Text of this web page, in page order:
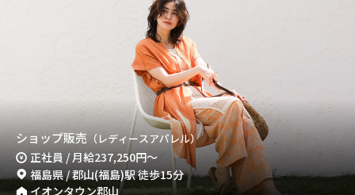
ショップ販売 （レディースアパレル）
正社員 / 月給237,250円～
福島県 / 郡山(福島)駅 徒歩15分
イオンタウン郡山